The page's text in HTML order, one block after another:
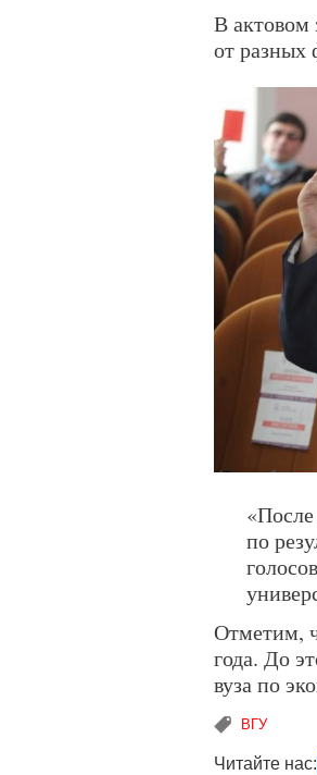
В актовом
от разных
по
Отметим,
года. До
вуза по
ВГУ
Читайте нас: